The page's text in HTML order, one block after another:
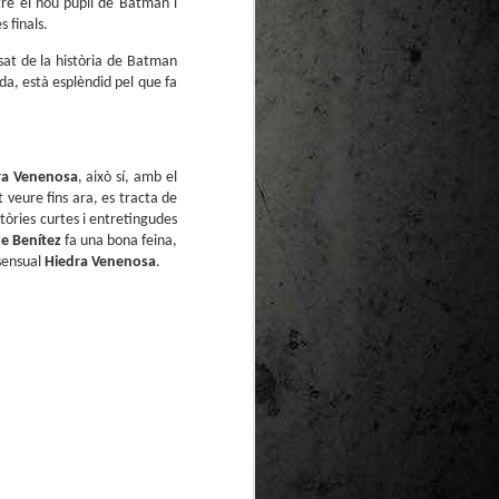
el nou pupil de Batman i
finals.
de la història de Batman
està esplèndid pel que fa
Venenosa, això sí, amb el
veure fins ara, es tracta de
curtes i entretingudes
Benítezfa una bona feina,
Hiedra Venenosa.
natural de
per a la